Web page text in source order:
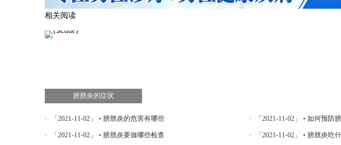
相关阅读
膀胱炎的症状
「2021-11-02」 • 膀胱炎的危害有哪些 「2021-11-02」 • 如何预防
「2021-11-02」 • 膀胱炎要做哪些检查 「2021-11-02」 • 膀胱炎吃